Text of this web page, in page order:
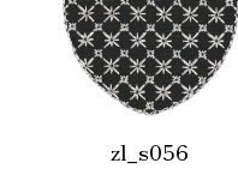
zl_s056